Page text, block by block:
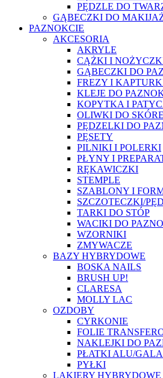
PĘDZLE DO
GĄBECZKI DO
PAZNOKCIE
AKCESORIA
AKRYLE
CĄŻKI I
GĄBECZKI DO
FREZY I
KLEJE DO
KOPYTKA I
OLIWKI DO
PĘDZELKI DO
PĘSETY
PILNIKI I POLERKI
PŁYNY I
RĘKAWICZKI
STEMPLE
SZABLONY I
SZCZOTECZKI/
TARKI DO STÓP
WACIKI DO
WZORNIKI
ZMYWACZE
BAZY HYBRYDOWE
BOSKA NAILS
BRUSH UP!
CLARESA
MOLLY LAC
OZDOBY
CYRKONIE
FOLIE
NAKLEJKI DO
PŁATKI ALU/
PYŁKI
LAKIERY HYBRYDOWE